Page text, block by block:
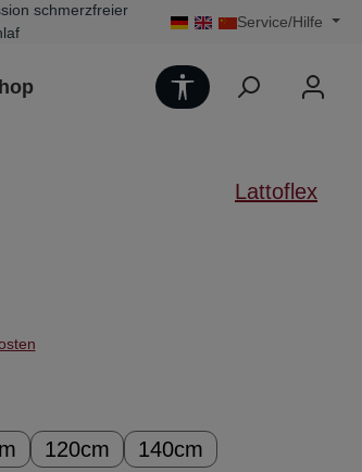
schmerzfreier
Service/Hilfe
Werkzeugleiste
Lattoflex
120cm 140cm